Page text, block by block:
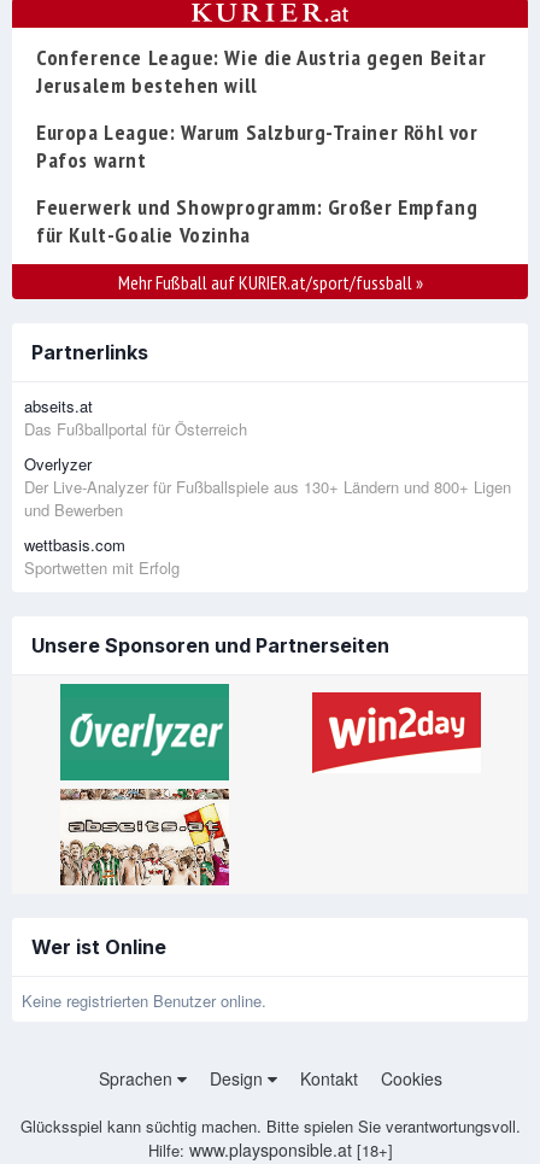
Conference League: Wie die Austria gegen Beitar
Jerusalem bestehen will
Europa League: Warum Salzburg-Trainer Röhl vor
Pafos warnt
Feuerwerk und Showprogramm: Großer Empfang
für Kult-Goalie Vozinha
Mehr Fußball auf KURIER.at/sport/fussball»
Partnerlinks
abseits.at
Das Fußballportal für Österreich
Overlyzer
Der Live-Analyzer für Fußballspiele aus 130+ Ländern und 800+ Ligen
und Bewerben
wettbasis.com
Sportwetten mit Erfolg
Unsere Sponsoren und Partnerseiten
Wer ist Online
Keine registrierten Benutzer online.
Sprachen Design Kontakt Cookies
Glücksspiel kann süchtig machen. Bitte spielen Sie verantwortungsvoll.
Hilfe: www.playsponsible.at[18+]